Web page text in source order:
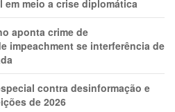
em meio a crise diplomática
aponta crime de
impeachment se interferência de
contra desinformação e
de 2026